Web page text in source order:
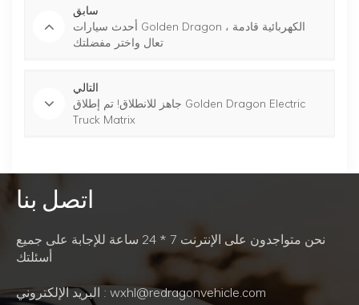
سابق
أحدث سيارات Golden Dragon الكهربائية قادمة ،
تعال واختر مفضلتك
التالي
جاهز للانطلاق! تم إطلاق Golden Dragon Electric
Truck Matrix
اتصل بنا
نحن متواجدون على الإنترنت 7 * 24 ساعة للإجابة على جميع
أسئلتك
البريد الإلكتروني : wxhl@redragonvehicle.com